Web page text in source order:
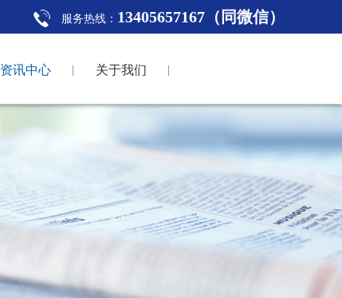
服务热线： 13405657167（同微信）
资讯中心 关于我们